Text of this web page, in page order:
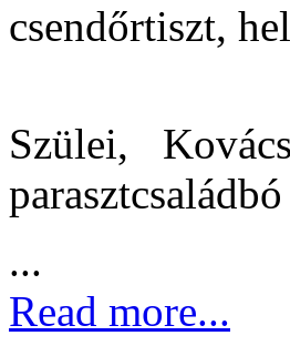
csendőrtiszt,
Szülei,
parasztcsaládbó
...
Read more...